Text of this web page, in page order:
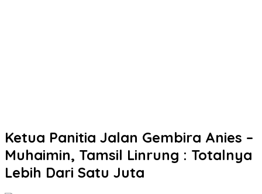
Ketua Panitia Jalan Gembira Anies –
Muhaimin, Tamsil Linrung : Totalnya
Lebih Dari Satu Juta